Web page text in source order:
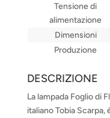
Tensione di
alimentazione
Dimensioni
Produzione
DESCRIZIONE
La lampada Foglio di
italiano Tobia